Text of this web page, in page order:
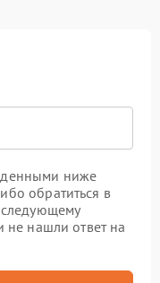
ниже
обратиться в
не нашли ответ на